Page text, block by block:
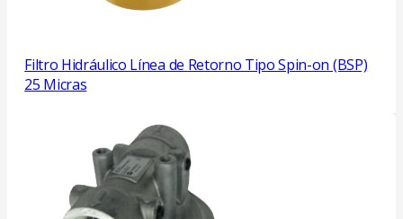
Filtro Hidráulico Línea de Retorno Tipo Spin-on (BSP)
25 Micras